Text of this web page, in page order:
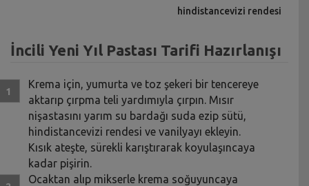
hindistancevizi rendesi
İncili Yeni Yıl Pastası Tarifi Hazırlanışı
Krema için, yumurta ve toz şekeri bir tencereye
aktarıp çırpma teli yardımıyla çırpın. Mısır
nişastasını yarım su bardağı suda ezip sütü,
hindistancevizi rendesi ve vanilyayı ekleyin.
Kısık ateşte, sürekli karıştırarak koyulaşıncaya
kadar pişirin.
Ocaktan alıp mikserle krema soğuyuncaya